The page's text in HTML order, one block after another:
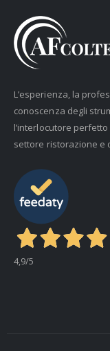
L’esperienza, la
conoscenza degli
l’interlocutore
settore ristorazione e
4,9/5